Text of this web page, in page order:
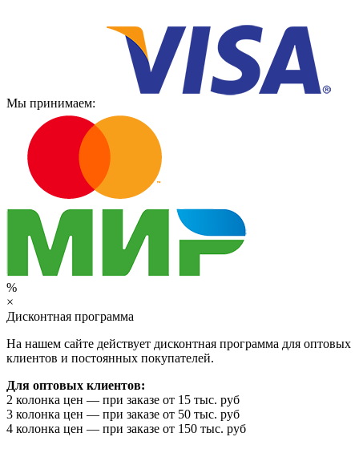
Мы принимаем:
%
×
Дисконтная программа
На нашем сайте действует дисконтная программа для оптовых
клиентов и постоянных покупателей.
Для оптовых клиентов:
2 колонка цен — при заказе от 15 тыс. руб
3 колонка цен — при заказе от 50 тыс. руб
4 колонка цен — при заказе от 150 тыс. руб